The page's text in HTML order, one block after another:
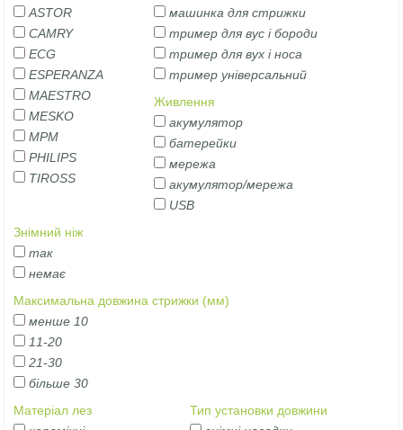
ASTOR
CAMRY
ECG
ESPERANZA
MAESTRO
MESKO
MPM
PHILIPS
TIROSS
машинка для стрижки
тример для вус і бороди
тример для вух і носа
тример універсальний
Живлення
акумулятор
батерейки
мережа
акумулятор/мережа
USB
Знімний ніж
так
немає
Максимальна довжина стрижки (мм)
менше 10
11-20
21-30
більше 30
Матеріал лез
Тип установки довжини